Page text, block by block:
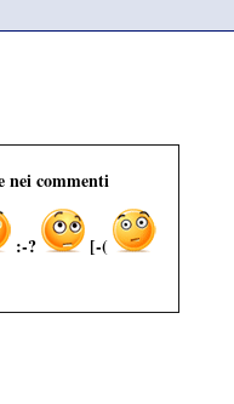
nei commenti
:-?
[-(